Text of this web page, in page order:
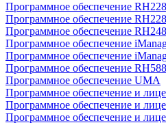
Программное обеспечение
Программное обеспечение
Программное обеспечение
Программное обеспечение
Программное обеспечение
Программное обеспечение
Программное обеспечение UMA
Программное обеспечение и
Программное обеспечение и
Программное обеспечение и